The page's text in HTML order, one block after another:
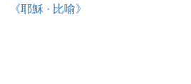
《耶穌 · 比喻》